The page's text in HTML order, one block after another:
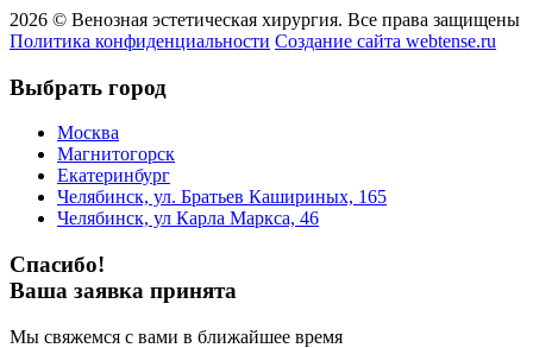
2026 © Венозная эстетическая хирургия. Все права защищены
Политика конфиденциальности Создание сайта webtense.ru
Выбрать город
Москва
Магнитогорск
Екатеринбург
Челябинск, ул. Братьев Кашириных, 165
Челябинск, ул Карла Маркса, 46
Спасибо!
Ваша заявка принята
Мы свяжемся с вами в ближайшее время